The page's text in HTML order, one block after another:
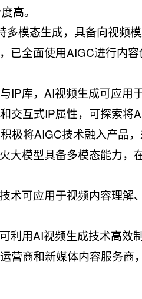
高。
多模态生成，具备向视频
已全面使用AIGC进行内
IP库，AI视频生成可应用
交互式IP属性，可探索将
极将AIGC技术融入产品
大模型具备多模态能力，
术可应用于视频内容理
利用AI视频生成技术高效
营商和新媒体内容服务商